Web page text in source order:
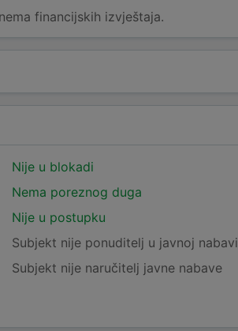
financijskih izvještaja.
Nije u blokadi
Nema poreznog duga
Nije u postupku
Subjekt nije ponuditelj u javnoj nabavi
Subjekt nije naručitelj javne nabave